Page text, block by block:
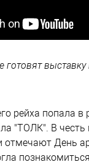
готовят
рейха попала в
"ТОЛК". В честь
отмечают День